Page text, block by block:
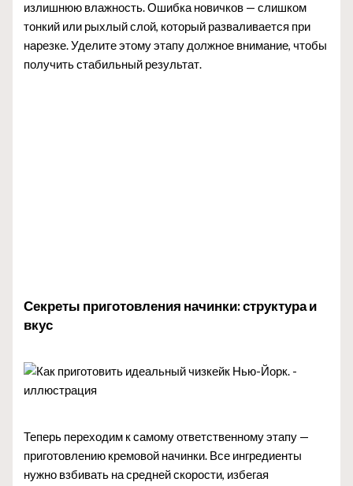
излишнюю влажность. Ошибка новичков — слишком
тонкий или рыхлый слой, который разваливается при
нарезке. Уделите этому этапу должное внимание, чтобы
получить стабильный результат.
Секреты приготовления начинки: структура и
вкус
Теперь переходим к самому ответственному этапу —
приготовлению кремовой начинки. Все ингредиенты
нужно взбивать на средней скорости, избегая